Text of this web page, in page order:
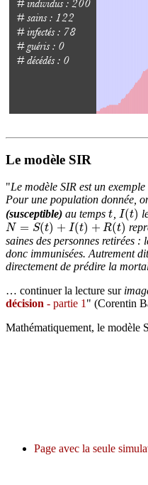
Le modèle SIR
"Le modèle SIR est un exemple
Pour une population donnée,
(susceptible) au temps t
t I(t)
I(t)
N = S(t) + I(t) + R(t)
N= S( )+I(t +R(t)
saines des personnes retirées :
donc immunisées. Autrement
directement de prédire la
… continuer la lecture sur
décision - partie 1 " (Corentin
Mathématiquement, le modèle
Page avec la seule